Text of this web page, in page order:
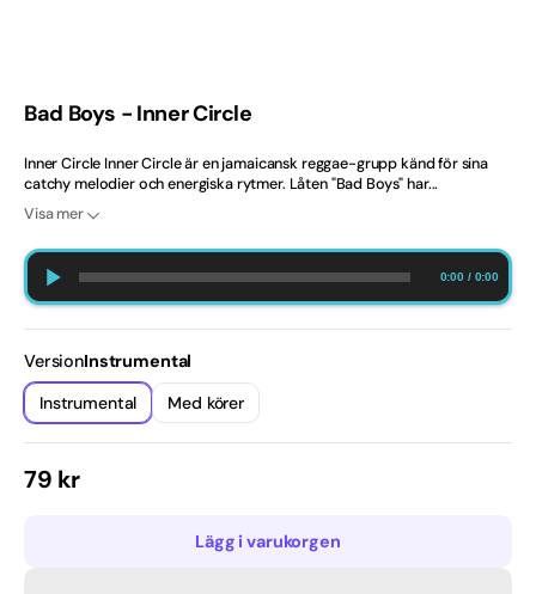
Julvisor
Kille
Licenser & Tjänster
Melodifestival
Musikal
Bad Boys - Inner Circle
Inner Circle Inner Circle är en jamaicansk reggae-grupp känd för sina
catchy melodier och energiska rytmer. Låten "Bad Boys" har...
Visa mer
0:00 / 0:00
VersionInstrumental
Instrumental
Slutsäld
Med körer
Slutsäld
Ordinarie
79 kr
Lägg i varukorgen